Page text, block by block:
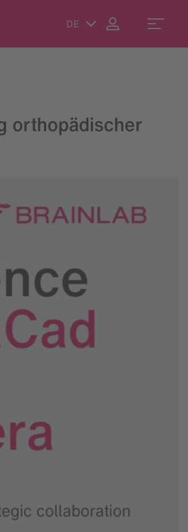
DE
orthopädischer